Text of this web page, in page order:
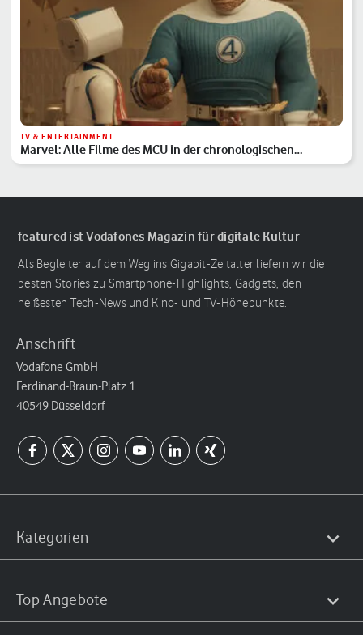
TV & ENTERTAINMENT
Marvel: Alle Filme des MCU in der chronologischen
Reihenfolge
featured ist Vodafones Magazin für digitale Kultur
Als Begleiter auf dem Weg ins Gigabit-Zeitalter liefern wir die
besten Stories zu Smartphone-Highlights, Gadgets, den
heißesten Tech-News und Kino- und TV-Höhepunkte.
Anschrift
Vodafone GmbH
Ferdinand-Braun-Platz 1
40549 Düsseldorf
Kategorien
Top Angebote